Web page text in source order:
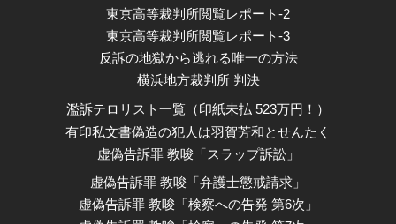
東京高等裁判所閲覧レポート-2
東京高等裁判所閲覧レポート-3
反訴の地獄から逃れる唯一の方法
横浜地方裁判所 判決
濫訴テロリスト一覧（印紙未払 523万円！）
有印私文書偽造の犯人は羽賀芳和とせんたく
虚偽告訴罪 教唆「スラップ訴訟」
虚偽告訴罪 教唆「弁護士懲戒請求」
虚偽告訴罪 教唆「検察への告発 第6次」